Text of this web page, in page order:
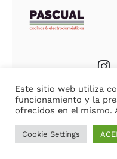
Este sitio web utiliza
funcionamiento y la
ofrecidos en el mismo.
Cookie Settings